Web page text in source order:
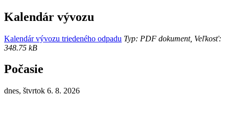
Kalendár vývozu
Kalendár vývozu triedeného odpadu Typ: PDF dokument, Veľkosť:
348.75 kB
Počasie
dnes, štvrtok 6. 8. 2026